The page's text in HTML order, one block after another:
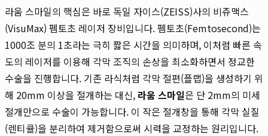
라움 스마일의 핵심은 바로 독일 자이스(ZEISS)사의 비쥬맥스
(VisuMax) 펨토초 레이저 장비입니다. 펨토초(Femtosecond)는
1000조 분의 1초라는 극히 짧은 시간을 의미하며, 이처럼 빠른 속
도의 레이저를 이용해 각막 조직의 손상을 최소화하면서 정교한
수술을 진행합니다. 기존 라식처럼 각막 절편(플랩)을 생성하기 위
해 20mm 이상을 절개하는 대신, 라움 스마일은 단 2mm의 미세
절개만으로 수술이 가능합니다. 이 작은 절개창을 통해 각막 실질
(렌티큘)을 분리하여 제거함으로써 시력을 교정하는 원리입니다.